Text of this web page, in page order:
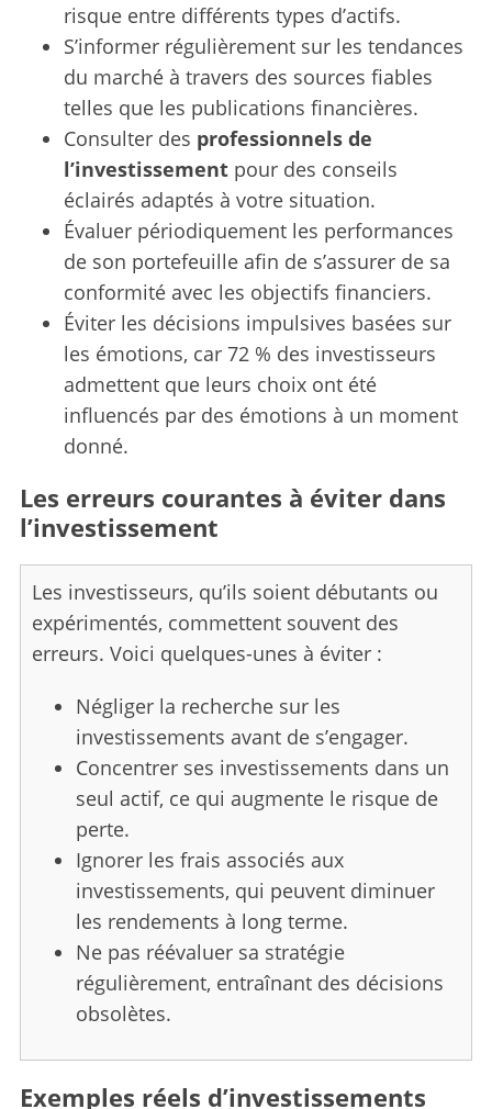
risque entre différents types d’actifs.
S’informer régulièrement sur les tendances
du marché à travers des sources fiables
telles que les publications financières.
Consulter des professionnels de
l’investissementpour des conseils
éclairés adaptés à votre situation.
Évaluer périodiquement les performances
de son portefeuille afin de s’assurer de sa
conformité avec les objectifs financiers.
Éviter les décisions impulsives basées sur
les émotions, car 72 % des investisseurs
admettent que leurs choix ont été
influencés par des émotions à un moment
donné.
Les erreurs courantes à éviter dans
l’investissement
Les investisseurs, qu’ils soient débutants ou
expérimentés, commettent souvent des
erreurs. Voici quelques-unes à éviter :
Négliger la recherche sur les
investissements avant de s’engager.
Concentrer ses investissements dans un
seul actif, ce qui augmente le risque de
perte.
Ignorer les frais associés aux
investissements, qui peuvent diminuer
les rendements à long terme.
Ne pas réévaluer sa stratégie
régulièrement, entraînant des décisions
obsolètes.
Exemples réels d’investissements